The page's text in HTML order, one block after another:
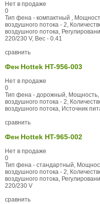
Нет в продаже
0
Тип фена - компактный ,
воздушного потока - 2,
воздушного потока,
220/230 V, Вес - 0.41
сравнить
Фен Hottek HT-956-003
Нет в продаже
0
Тип фена - дорожный, Мощность,
воздушного потока - 2,
воздушного потока, Источник
сравнить
Фен Hottek HT-965-002
Нет в продаже
0
Тип фена - стандартный,
воздушного потока - 2,
воздушного потока,
220/230 V
сравнить